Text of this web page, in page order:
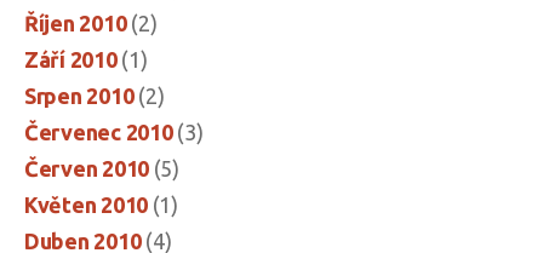
Říjen 2010(2)
Září 2010(1)
Srpen 2010(2)
Červenec 2010(3)
Červen 2010 (5)
Květen 2010 (1)
Duben 2010(4)